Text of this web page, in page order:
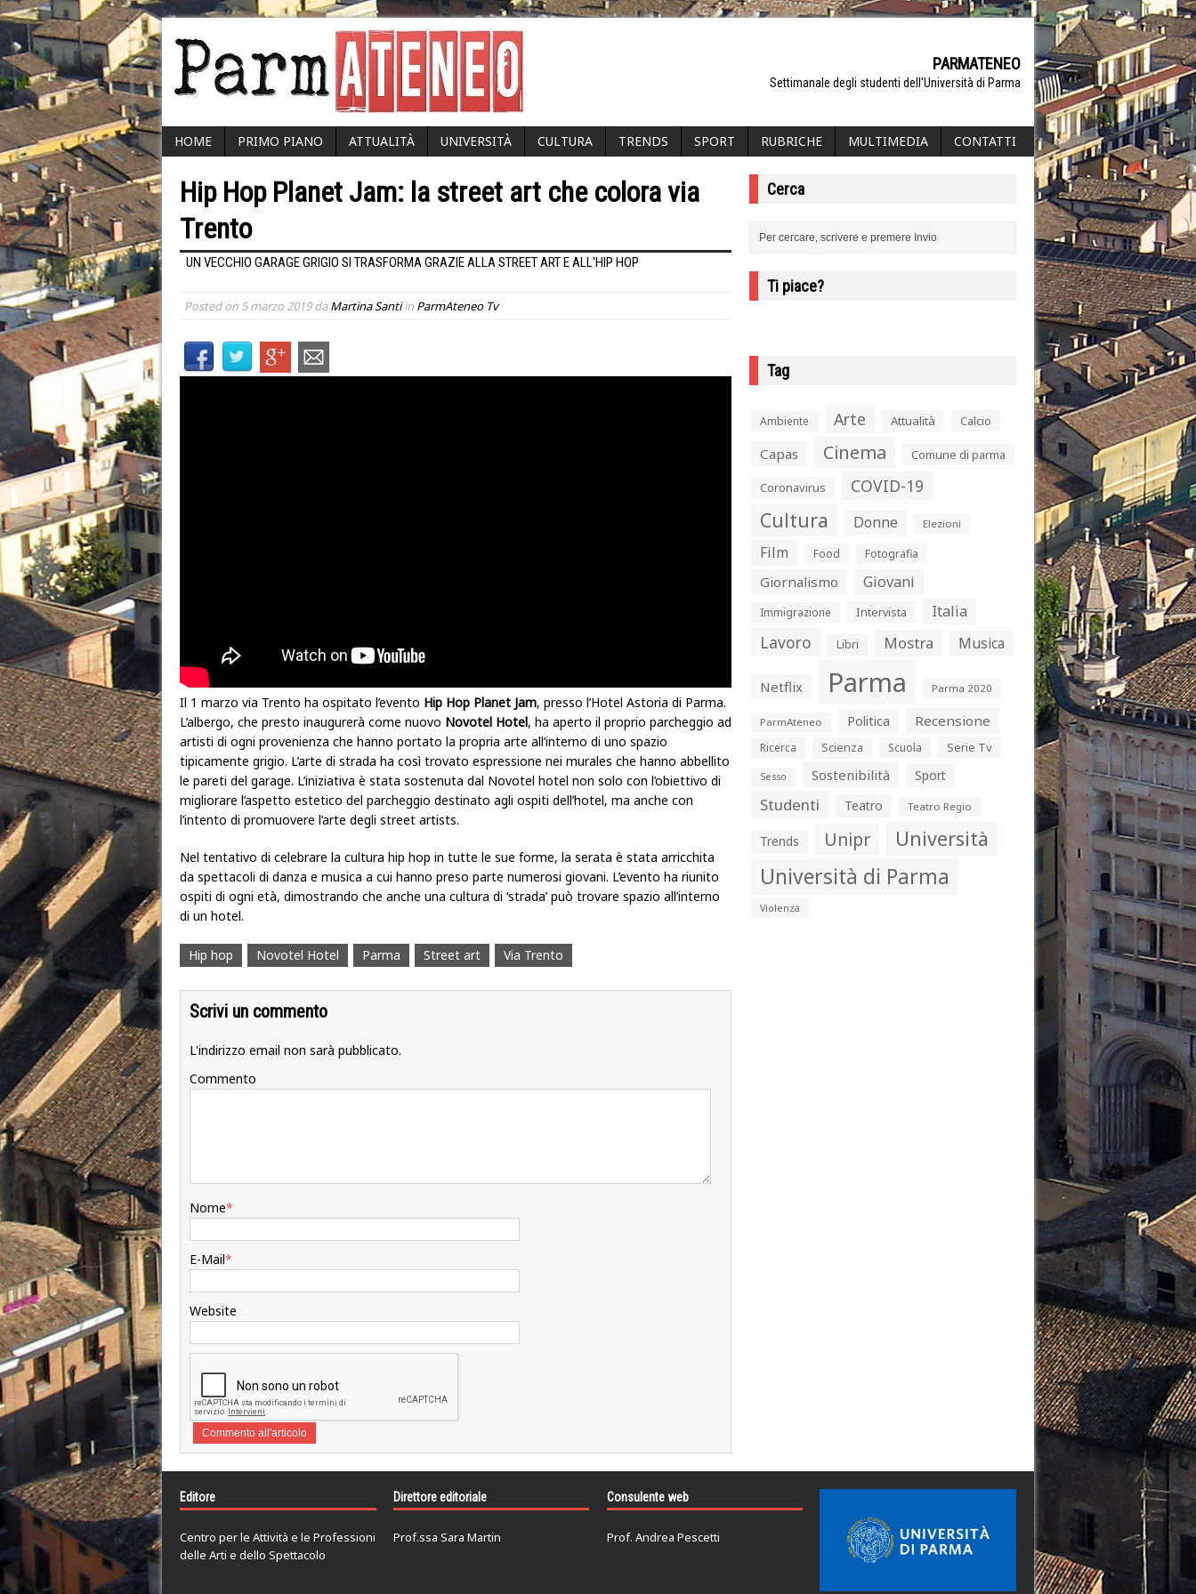
PARMATENEO
Settimanale degli studenti dell'Università di Parma
HOME PRIMO PIANO ATTUALITÀ UNIVERSITÀ CULTURA TRENDS SPORT RUBRICHE MULTIMEDIA CONTATTI
Hip Hop Planet Jam: la street art che colora via
Trento
UN VECCHIO GARAGE GRIGIO SI TRASFORMA GRAZIE ALLA STREET ART E ALL'HIP HOP
Posted on 5 marzo 2019daMartina Santiin ParmAteneo Tv
Il 1 marzo via Trento ha ospitato l’evento Hip Hop Planet Jam, presso l’Hotel Astoria di Parma.
L’albergo, che presto inaugurerà come nuovo Novotel Hotel, ha aperto il proprio parcheggio ad
artisti di ogni provenienza che hanno portato la propria arte all’interno di uno spazio
tipicamente grigio. L’arte di strada ha così trovato espressione nei murales che hanno abbellito
le pareti del garage. L’iniziativa è stata sostenuta dal Novotel hotel non solo con l’obiettivo di
migliorare l’aspetto estetico del parcheggio destinato agli ospiti dell’hotel, ma anche con
l’intento di promuovere l’arte degli street artists.
Nel tentativo di celebrare la cultura hip hop in tutte le sue forme, la serata è stata arricchita
da spettacoli di danza e musica a cui hanno preso parte numerosi giovani. L’evento ha riunito
ospiti di ogni età, dimostrando che anche una cultura di ‘strada’ può trovare spazio all’interno
di un hotel.
Hip hop Novotel Hotel Parma Street art Via Trento
Scrivi un commento
L'indirizzo email non sarà pubblicato.
Commento
Nome*
E-Mail*
Website
Cerca
Ti piace?
Tag
Ambiente Arte Attualità Calcio
Capas Cinema Comune di parma
Coronavirus COVID-19
Cultura Donne Elezioni
Film Food Fotografia
Giornalismo Giovani
Immigrazione Intervista Italia
Lavoro Libri Mostra Musica
Netflix Parma Parma 2020
ParmAteneo Politica Recensione
Ricerca Scienza Scuola Serie Tv
Sesso Sostenibilità Sport
Studenti Teatro Teatro Regio
Trends Unipr Università
Università di Parma
Violenza
Editore
Centro per le Attività e le Professioni
delle Arti e dello Spettacolo
Direttore editoriale
Prof.ssa Sara Martin
Consulente web
Prof. Andrea Pescetti